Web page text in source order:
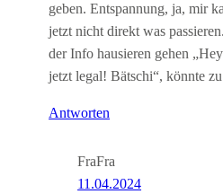
geben. Entspannung, ja, mir
jetzt nicht direkt was
der Info hausieren gehen
jetzt legal! Bätschi“, könnte
Antworten
FraFra
11.04.2024